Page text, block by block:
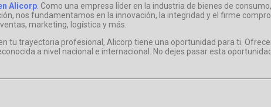
Alicorp . Como una empresa líder en la industria de bienes de
nos fundamentamos en la innovación, la integridad y el firme
marketing, logística y más.
tu trayectoria profesional, Alicorp tiene una oportunidad para ti.
a nivel nacional e internacional. No dejes pasar esta